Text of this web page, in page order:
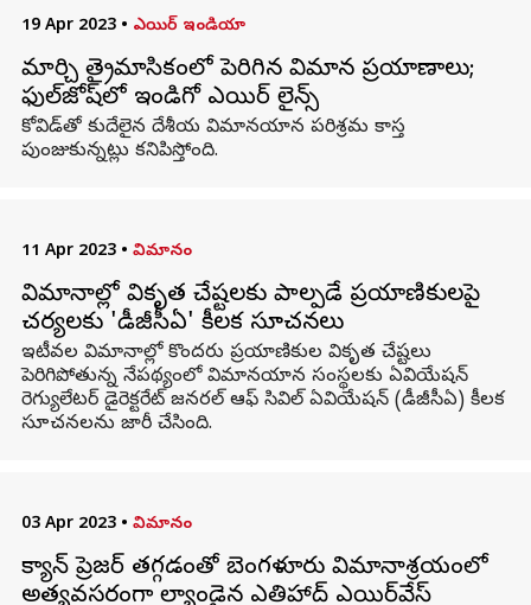
19 Apr 2023 • ఎయిర్ ఇండియా
మార్చి త్రైమాసికంలో పెరిగిన విమాన ప్రయాణాలు;
ఫుల్‌జోష్‌లో ఇండిగో ఎయిర్ లైన్స్
కోవిడ్‌తో కుదేలైన దేశీయ విమానయాన పరిశ్రమ కాస్త
పుంజుకున్నట్లు కనిపిస్తోంది.
11 Apr 2023 • విమానం
విమానాల్లో వికృత చేష్టలకు పాల్పడే ప్రయాణికులపై
చర్యలకు 'డీజీసీఏ' కీలక సూచనలు
ఇటీవల విమానాల్లో కొందరు ప్రయాణికుల వికృత చేష్టలు
పెరిగిపోతున్న నేపథ్యంలో విమానయాన సంస్థలకు ఏవియేషన్
రెగ్యులేటర్ డైరెక్టరేట్ జనరల్ ఆఫ్ సివిల్ ఏవియేషన్ (డీజీసీఏ) కీలక
సూచనలను జారీ చేసింది.
03 Apr 2023 • విమానం
క్యాబిన్ ప్రెజర్ తగ్గడంతో బెంగళూరు విమానాశ్రయంలో
అత్యవసరంగా ల్యాండైన ఎతిహాద్ ఎయిర్‌వేస్